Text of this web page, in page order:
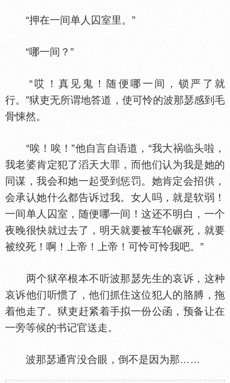
“押在一间单人囚室里。”
“哪一间？”
“哎！真见鬼！随便哪一间，锁严了就
行。”狱吏无所谓地答道，使可怜的波那瑟感到毛
骨悚然。
“唉！唉！”他自言自语道，“我大祸临头啦，
我老婆肯定犯了滔天大罪，而他们认为我是她的
同谋，我会和她一起受到惩罚。她肯定会招供，
会承认她什么都告诉过我。女人吗，就是软弱！
一间单人囚室，随便哪一间！这还不明白，一个
夜晚很快就过去了，明天就要被车轮碾死，就要
被绞死！啊！上帝！上帝！可怜可怜我吧。”
两个狱卒根本不听波那瑟先生的哀诉，这种
哀诉他们听惯了，他们抓住这位犯人的胳膊，拖
着他走了。狱吏赶紧着手拟一份公函，预备让在
一旁等候的书记官送走。
波那瑟通宵没合眼，倒不是因为那……